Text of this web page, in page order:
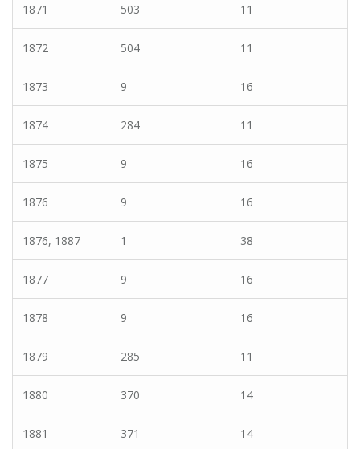
1871 503 11
1872 504 11
1873 9 16
1874 284 11
1875 9 16
1876 9 16
1876, 1887 1 38
1877 9 16
1878 9 16
1879 285 11
1880 370 14
1881 371 14